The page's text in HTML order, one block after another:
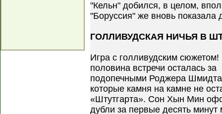
"Кельн" добился, в целом,
"Боруссия" же вновь показала
ГОЛЛИВУДСКАЯ НИЧЬЯ В
Игра с голливудским
половина встречи осталась за
подопечными Роджера
которые камня на камне не
«Штутгарта». Сон Хын Мин
дубли за первые десять минут